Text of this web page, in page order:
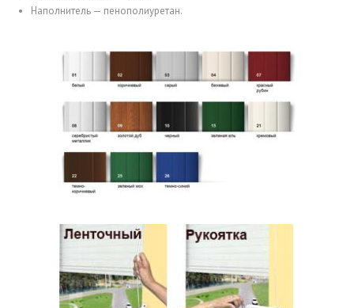
Наполнитель — пенополиуретан.